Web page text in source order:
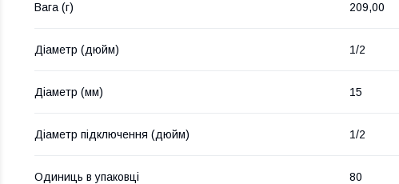
Вага (г) 209,00
Діаметр (дюйм) 1/2
Діаметр (мм) 15
Діаметр підключення (дюйм) 1/2
Одиниць в упаковці 80